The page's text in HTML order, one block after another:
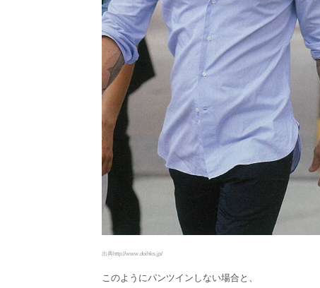
出典http://www.doihks.jp/
このようにパンツインしない場合と、